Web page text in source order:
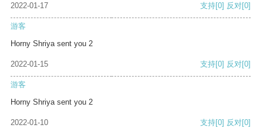
2022-01-17 支持[0] 反对[0]
游客
Horny Shriya sent you 2
2022-01-15 支持[0] 反对[0]
游客
Horny Shriya sent you 2
2022-01-10 支持[0] 反对[0]